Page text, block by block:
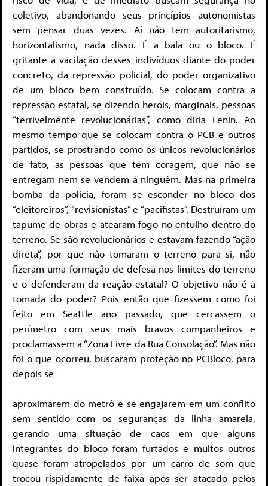
coletivo, abandonando seus princípios autonomistas
sem pensar duas vezes. Aí não tem autoritarismo,
horizontalismo, nada disso. É a bala ou o bloco. É
gritante a vacilação desses indivíduos diante do poder
concreto, da repressão policial, do poder organizativo
de um bloco bem construído. Se colocam contra a
repressão estatal, se dizendo heróis, marginais, pessoas
“terrivelmente revolucionárias”, como diria Lenin. Ao
mesmo tempo que se colocam contra o PCB e outros
partidos, se prostrando como os únicos revolucionários
de fato, as pessoas que têm coragem, que não se
entregam nem se vendem à ninguém. Mas na primeira
bomba da polícia, foram se esconder no bloco dos
“eleitoreiros”, “revisionistas” e “pacifistas”. Destruíram um
tapume de obras e atearam fogo no entulho dentro do
terreno. Se são revolucionários e estavam fazendo “ação
direta”, por que não tomaram o terreno para si, não
fizeram uma formação de defesa nos limites do terreno
e o defenderam da reação estatal? O objetivo não é a
tomada do poder? Pois então que fizessem como foi
feito em Seattle ano passado, que cercassem o
perímetro com seus mais bravos companheiros e
proclamassem a “Zona Livre da Rua Consolação”. Mas não
foi o que ocorreu, buscaram proteção no PCBloco, para
depois se
aproximarem do metrô e se engajarem em um conflito
sem sentido com os seguranças da linha amarela,
gerando uma situação de caos em que alguns
integrantes do bloco foram furtados e muitos outros
quase foram atropelados por um carro de som que
trocou rispidamente de faixa após ser atacado pelos